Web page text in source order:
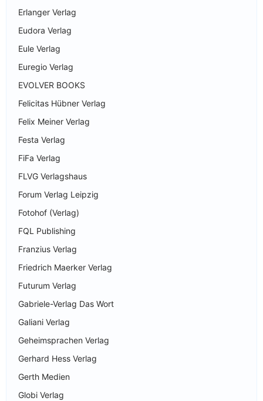
Erlanger Verlag
Eudora Verlag
Eule Verlag
Euregio Verlag
EVOLVER BOOKS
Felicitas Hübner Verlag
Felix Meiner Verlag
Festa Verlag
FiFa Verlag
FLVG Verlagshaus
Forum Verlag Leipzig
Fotohof (Verlag)
FQL Publishing
Franzius Verlag
Friedrich Maerker Verlag
Futurum Verlag
Gabriele-Verlag Das Wort
Galiani Verlag
Geheimsprachen Verlag
Gerhard Hess Verlag
Gerth Medien
Globi Verlag